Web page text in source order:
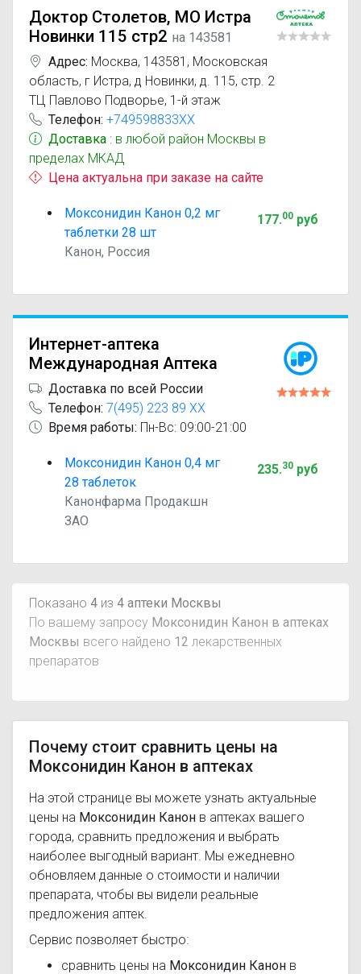
Доктор Столетов, МО Истра
Новинки 115 стр2 на 143581
Адрес: Москва, 143581, Московская
область, г Истра, д Новинки, д. 115, стр. 2
ТЦ Павлово Подворье, 1-й этаж
Телефон: +749598833XX
Доставка : в любой район Москвы в
пределах МКАД
Цена актуальна при заказе на сайте
Моксонидин Канон 0,2 мг
таблетки 28 шт
Канон, Россия
177.00руб
Интернет-аптека
Международная Аптека
Доставка по всей России
Телефон: 7(495) 223 89 XX
Время работы: Пн-Вс: 09:00-21:00
Моксонидин Канон 0,4 мг
28 таблеток
Канонфарма Продакшн
ЗАО
235.30руб
Показано 4 из 4 аптеки Москвы
По вашему запросу Моксонидин Канон в аптеках
Москвы всего найдено 12 лекарственных
препаратов
Почему стоит сравнить цены на
Моксонидин Канон в аптеках
На этой странице вы можете узнать актуальные
цены на Моксонидин Канон в аптеках вашего
города, сравнить предложения и выбрать
наиболее выгодный вариант. Мы ежедневно
обновляем данные о стоимости и наличии
препарата, чтобы вы видели реальные
предложения аптек.
Сервис позволяет быстро:
сравнить цены на Моксонидин Канон в